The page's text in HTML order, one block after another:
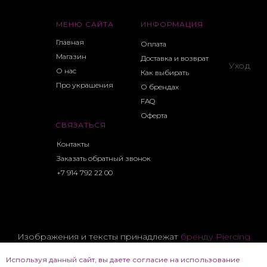
Используя данный сайт, вы даете согласие на использование
СВЯЗАТЬСЯ
Контакты
Заказать обратный звонок
+7 914 792 22 00
Уход
МЕНЮ САЙТА
Главная
Магазин
О нас
Про украшения
ИНФОРМАЦИЯ
Оплата
Доставка и возврат
Как выбирать
О брендах
FAQ
Оферта
Изображения и тексты принадлежат бренду Piercing
Все фотоматериалы и тексты принадлежат их